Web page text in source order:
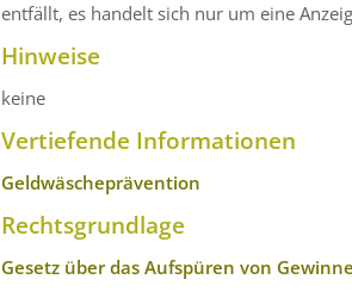
entfällt, es handelt sich nur um eine
Hinweise
keine
Vertiefende Informationen
Geldwäscheprävention
Rechtsgrundlage
Gesetz über das Aufspüren von